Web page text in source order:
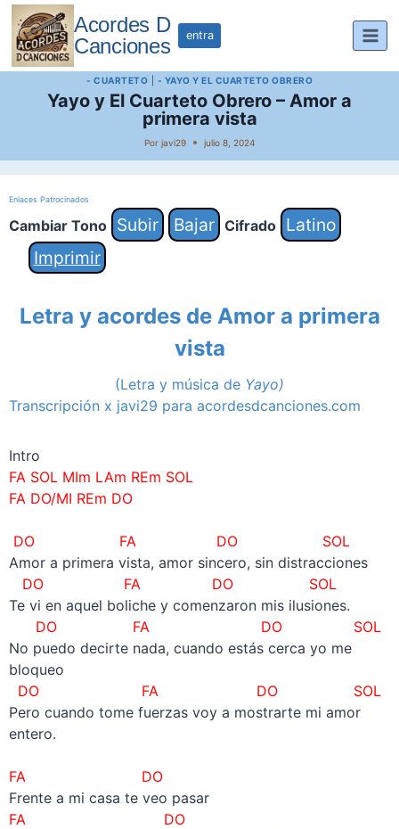
Saltar
contenido
Acordes D
Canciones
entra
- CUARTETO - YAYO Y EL CUARTETO OBRERO
Yayo y El Cuarteto Obrero – Amor a
primera vista
Por javi29 julio 8, 2024
Enlaces Patrocinados
Cambiar Tono Subir Bajar Cifrado
Latino
Imprimir
Letra y acordes de Amor a primera
vista
(Letra y música de Yayo)
Transcripción x javi29 para acordesdcanciones.com
Intro
FA SOL MIm LAm REm SOL
FA DO/MI REm DO
DO FA DO SOL
Amor a primera vista, amor sincero, sin distracciones
DO FA DO SOL
Te vi en aquel boliche y comenzaron mis ilusiones.
DO FA DO SOL
No puedo decirte nada, cuando estás cerca yo me
bloqueo
DO FA DO SOL
Pero cuando tome fuerzas voy a mostrarte mi amor
entero.
FA DO
Frente a mi casa te veo pasar
FA DO